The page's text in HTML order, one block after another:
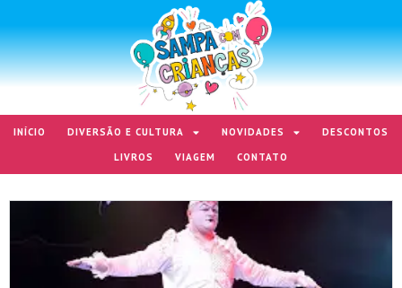
INÍCIO DIVERSÃO E CULTURA NOVIDADES
DESCONTOS
LIVROS
VIAGEM CONTATO